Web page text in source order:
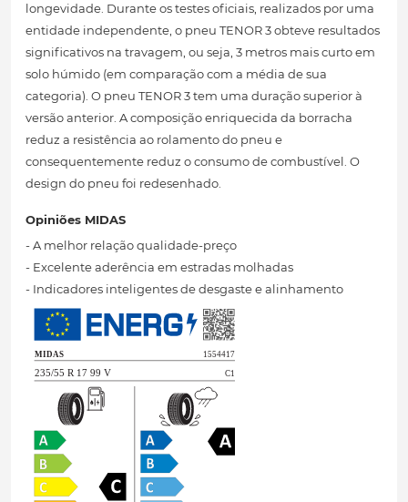
longevidade. Durante os testes oficiais, realizados por uma
entidade independente, o pneu TENOR 3 obteve resultados
significativos na travagem, ou seja, 3 metros mais curto em
solo húmido (em comparação com a média de sua
categoria). O pneu TENOR 3 tem uma duração superior à
versão anterior. A composição enriquecida da borracha
reduz a resistência ao rolamento do pneu e
consequentemente reduz o consumo de combustível. O
design do pneu foi redesenhado.
Opiniões MIDAS
- A melhor relação qualidade-preço
- Excelente aderência em estradas molhadas
- Indicadores inteligentes de desgaste e alinhamento